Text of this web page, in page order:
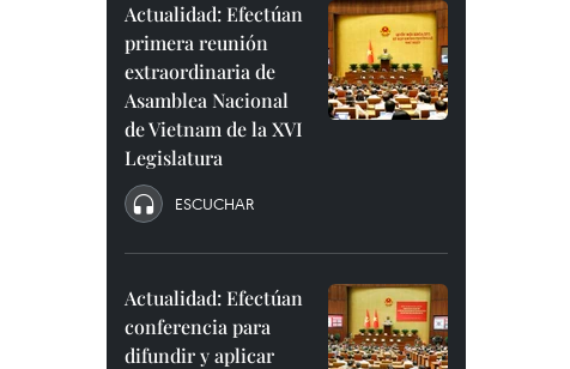
Actualidad: Efectúan
primera reunión
extraordinaria de
Asamblea Nacional
de Vietnam de la XVI
Legislatura
ESCUCHAR
Actualidad: Efectúan
conferencia para
difundir y aplicar